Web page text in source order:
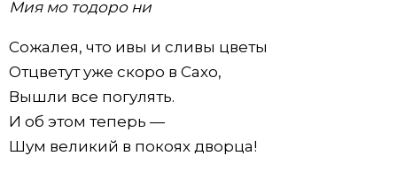
Мия мо тодоро ни
Сожалея, что ивы и сливы цветы
Отцветут уже скоро в Сахо,
Вышли все погулять.
И об этом теперь —
Шум великий в покоях дворца!